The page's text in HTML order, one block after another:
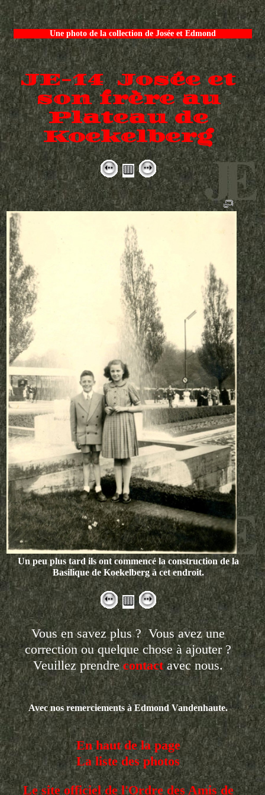
Une photo de la collection de Josée et Edmond
JE-14 Josée et
son frère au
Plateau de
Koekelberg
Un peu plus tard ils ont commencé la construction de la
Basilique de Koekelberg à cet endroit.
Vous en savez plus ? Vous avez une
correction ou quelque chose à ajouter ?
Veuillez prendrecontactavec nous.
Avec nos remerciements à Edmond Vandenhaute.
En haut de la page
La liste des photos
Le site officiel de l'Ordre des Amis de